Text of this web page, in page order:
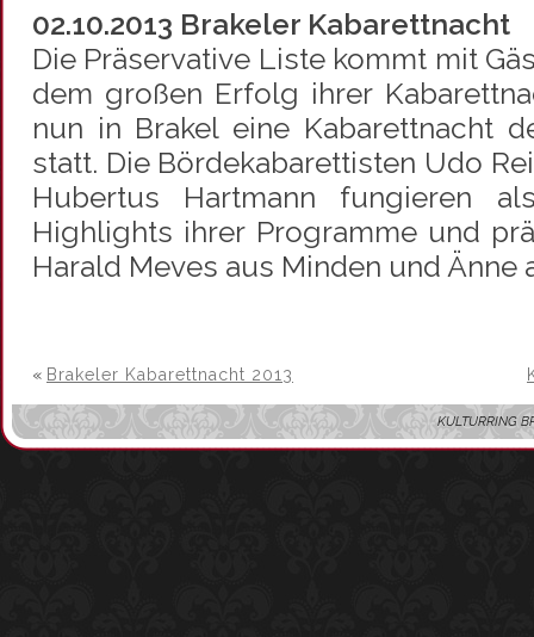
02.10.2013 Brakeler Kabarettnacht
Die Präservative Liste kommt mit
dem großen Erfolg ihrer
nun in Brakel eine Kabarettnacht
statt. Die Bördekabarettisten Udo
Hubertus Hartmann fungieren
Highlights ihrer Programme und
Harald Meves aus Minden und Änne
« Brakeler Kabarettnacht 2013
KULTURRING